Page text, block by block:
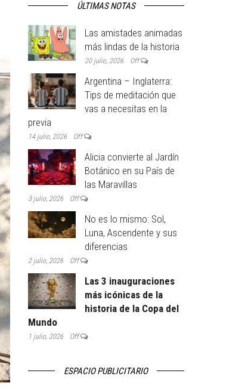
ÚLTIMAS NOTAS
Las amistades animadas
más lindas de la historia
20 julio, 2026 Off
Argentina – Inglaterra:
Tips de meditación que
vas a necesitas en la
previa
14 julio, 2026 Off
Alicia convierte al Jardín
Botánico en su País de
las Maravillas
3 julio, 2026 Off
No es lo mismo: Sol,
Luna, Ascendente y sus
diferencias
2 julio, 2026 Off
Las 3 inauguraciones
más icónicas de la
historia de la Copa del
Mundo
1 julio, 2026 Off
ESPACIO PUBLICITARIO